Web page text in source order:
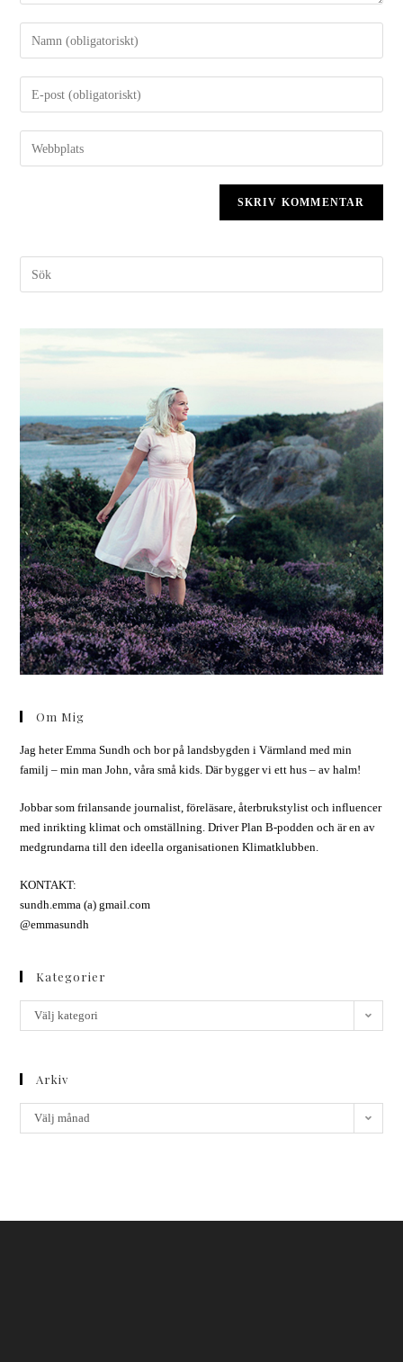
Om Mig
Jag heter Emma Sundh och bor på landsbygden i Värmland med min
familj – min man John, våra små kids. Där bygger vi ett hus – av halm!
Jobbar som frilansande journalist, föreläsare, återbrukstylist och influencer
med inrikting klimat och omställning. Driver Plan B-podden och är en av
medgrundarna till den ideella organisationen Klimatklubben.
KONTAKT:
sundh.emma (a) gmail.com
@emmasundh
Kategorier
Välj kategori
Arkiv
Välj månad